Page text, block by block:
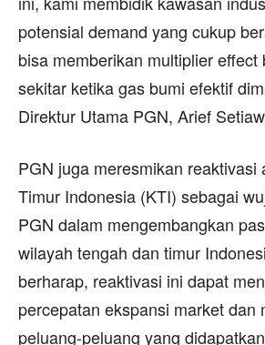
potensial demand yang cukup
bisa memberikan multiplier effect
sekitar ketika gas bumi efektif
Direktur Utama PGN, Arief
PGN juga meresmikan reaktivasi
Timur Indonesia (KTI) sebagai
PGN dalam mengembangkan
wilayah tengah dan timur
berharap, reaktivasi ini dapat
percepatan ekspansi market dan
peluang-peluang yang